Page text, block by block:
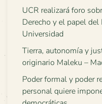
UCR realizará foro
Derecho y el papel del
Universidad
Tierra, autonomía y
originario Maleku –
Poder formal y poder
personal quiere